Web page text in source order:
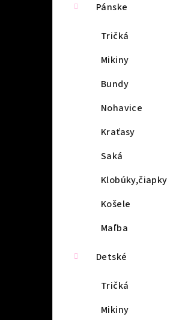
Pánske
Tričká
Mikiny
Bundy
Nohavice
Kraťasy
Saká
Klobúky,čiapky
Košele
Maľba
Detské
Tričká
Mikiny